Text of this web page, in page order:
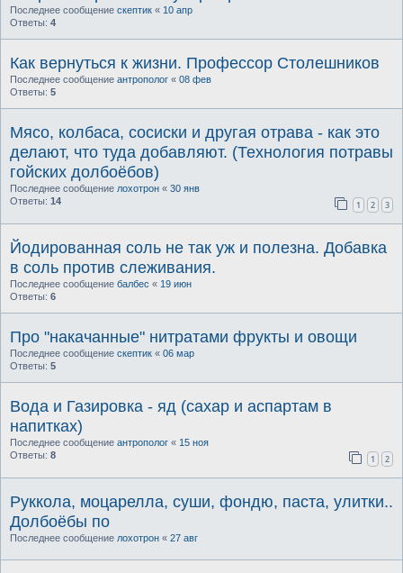
Последнее сообщение скептик « 10 апр
Ответы: 4
Как вернуться к жизни. Профессор Столешников
Последнее сообщение антрополог « 08 фев
Ответы: 5
Мясо, колбаса, сосиски и другая отрава - как это
делают, что туда добавляют. (Технология потравы
гойских долбоёбов)
Последнее сообщение лохотрон « 30 янв
Ответы: 14 1 2 3
Йодированная соль не так уж и полезна. Добавка
в соль против слеживания.
Последнее сообщение балбес « 19 июн
Ответы: 6
Про "накачанные" нитратами фрукты и овощи
Последнее сообщение скептик « 06 мар
Ответы: 5
Вода и Газировка - яд (сахар и аспартам в
напитках)
Последнее сообщение антрополог « 15 ноя
Ответы: 8 1 2
Руккола, моцарелла, суши, фондю, паста, улитки..
Долбоёбы по
Последнее сообщение лохотрон « 27 авг